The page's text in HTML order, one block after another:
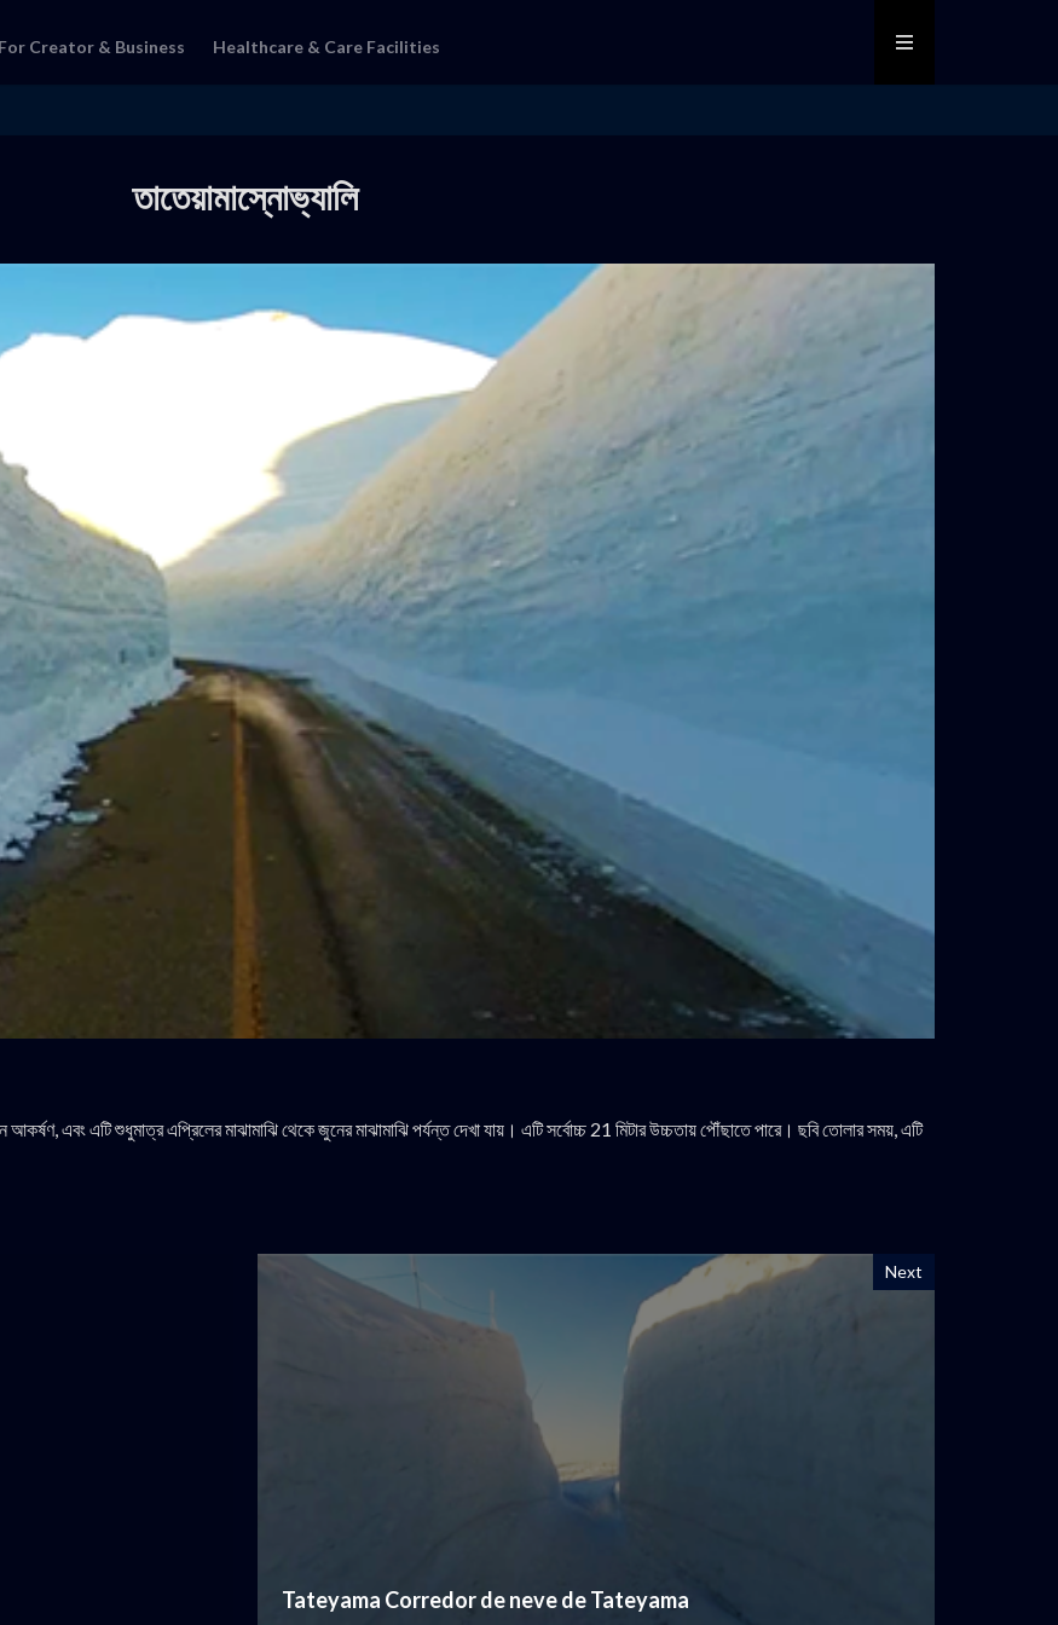
For Creator & Business Healthcare & Care Facilities
তাতেয়ামাস্নোভ্যালি
এবং এটি শুধুমাত্র এপ্রিলের মাঝামাঝি থেকে জুনের মাঝামাঝি পর্যন্ত দেখা যায়। এটি সর্বোচ্চ 21 মিটার উচ্চতায় পৌঁছাতে পারে। ছবি তোলার সময়, এটি
Next
Tateyama Corredor de neve de Tateyama